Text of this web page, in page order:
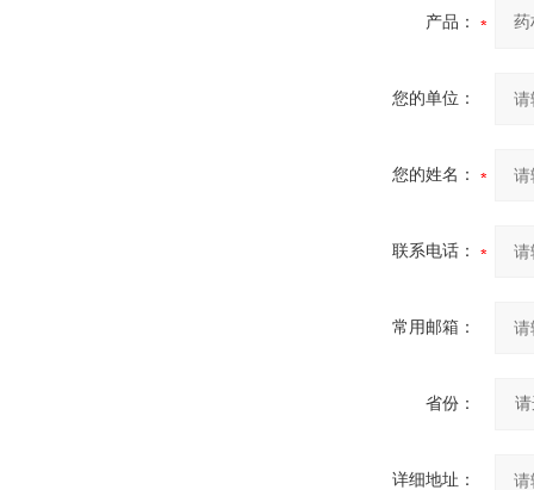
产品：
您的单位：
您的姓名：
联系电话：
常用邮箱：
省份：
详细地址：